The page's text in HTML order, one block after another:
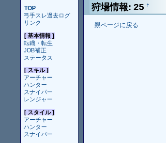
TOP
弓手スレ過去ログ
リンク
[ 基本情報 ]
転職・転生
JOB補正
ステータス
[ スキル ]
アーチャー
ハンター
スナイパー
レンジャー
[ スタイル ]
アーチャー
ハンター
スナイパー
狩場情報: 25 †
親ページに戻る